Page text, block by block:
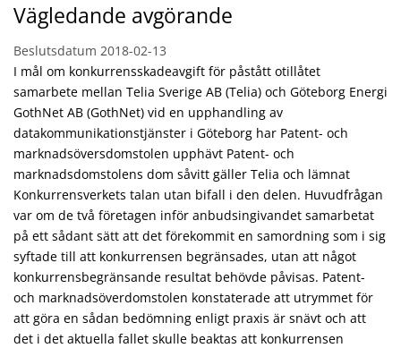
Vägledande avgörande
Beslutsdatum 2018-02-13
I mål om konkurrensskadeavgift för påstått otillåtet
samarbete mellan Telia Sverige AB (Telia) och Göteborg Energi
GothNet AB (GothNet) vid en upphandling av
datakommunikationstjänster i Göteborg har Patent- och
marknadsöversdomstolen upphävt Patent- och
marknadsdomstolens dom såvitt gäller Telia och lämnat
Konkurrensverkets talan utan bifall i den delen. Huvudfrågan
var om de två företagen inför anbudsingivandet samarbetat
på ett sådant sätt att det förekommit en samordning som i sig
syftade till att konkurrensen begränsades, utan att något
konkurrensbegränsande resultat behövde påvisas. Patent-
och marknadsöverdomstolen konstaterade att utrymmet för
att göra en sådan bedömning enligt praxis är snävt och att
det i det aktuella fallet skulle beaktas att konkurrensen